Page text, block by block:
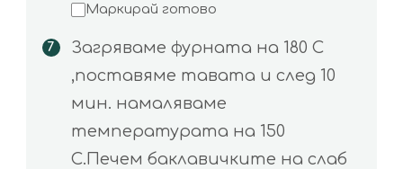
Маркирай готово
Загряваме фурната на 180 C
,поставяме тавата и след 10
мин. намаляваме
температурата на 150
C.Печем баклавичките на слаб